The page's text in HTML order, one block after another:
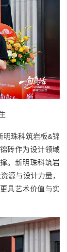
明珠科筑岩板&锦
砖作为设计领域
。新明珠科筑岩
源与设计力量，
具艺术价值与实